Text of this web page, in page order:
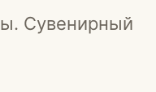
Сувенирный